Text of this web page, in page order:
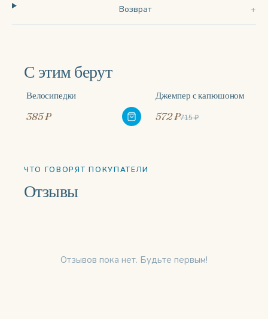
Возврат
С этим берут
Велосипедки
385 ₽
-20%
Джемпер с капюшоном
572 ₽715 ₽
ЧТО ГОВОРЯТ ПОКУПАТЕЛИ
Отзывы
Отзывов пока нет. Будьте первым!